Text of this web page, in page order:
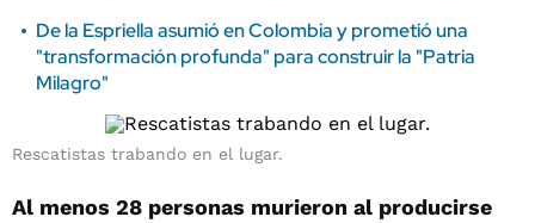
De la Espriella asumió en Colombia y prometió una
"transformación profunda" para construir la "Patria
Milagro"
Rescatistas trabando en el lugar.
Al menos 28 personas murieron al producirse